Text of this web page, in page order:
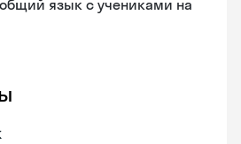
язык с учениками на